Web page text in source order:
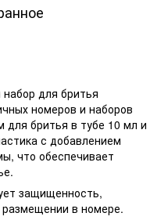
для бритья
номеров и наборов
для бритья в тубе 10 мл и
с добавлением
что обеспечивает
защищенность,
в номере.